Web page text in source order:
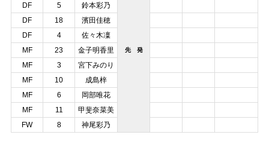
先 発
DF
5
鈴本彩乃
DF
18
濱田佳穂
DF
4
佐々木凜
MF
23
金子明香里
MF
3
宮下みのり
MF
10
成島梓
MF
6
岡部唯花
MF
11
甲斐奈菜美
FW
8 神尾彩乃